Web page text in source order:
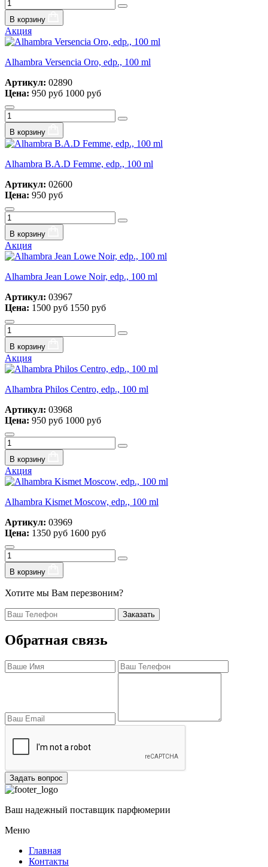
В корзину
Акция
Alhambra Versencia Oro, edp., 100 ml
Артикул: 02890
Цена: 950 руб 1000 руб
В корзину
Alhambra B.A.D Femme, edp., 100 ml
Артикул: 02600
Цена: 950 руб
В корзину
Акция
Alhambra Jean Lowe Noir, edp., 100 ml
Артикул: 03967
Цена: 1500 руб 1550 руб
В корзину
Акция
Alhambra Philos Centro, edp., 100 ml
Артикул: 03968
Цена: 950 руб 1000 руб
В корзину
Акция
Alhambra Kismet Moscow, edp., 100 ml
Артикул: 03969
Цена: 1350 руб 1600 руб
В корзину
Хотите мы Вам перезвоним?
Заказать
Обратная связь
Задать вопрос
Ваш надежный поставщик парфюмерии
Меню
Главная
Контакты